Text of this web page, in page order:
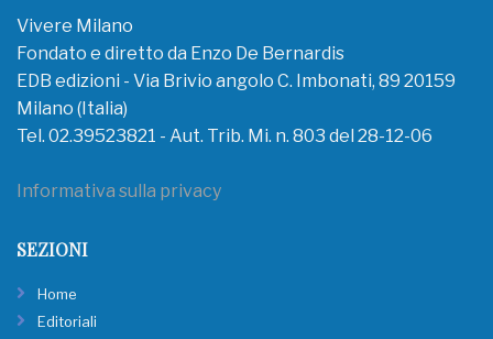
Vivere Milano
Fondato e diretto da Enzo De Bernardis
EDB edizioni - Via Brivio angolo C. Imbonati, 89 20159
Milano (Italia)
Tel. 02.39523821 - Aut. Trib. Mi. n. 803 del 28-12-06
Informativa sulla privacy
SEZIONI
Home
Editoriali